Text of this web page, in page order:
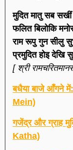
मुदित मातु सब
फलित बिलोकि
राम रूपु गुन सीलु
प्रमुदित होइ देखि
[ श्री
बधैया बाजे आँगने
Mein)
गजेंद्र और ग्राह
Katha)